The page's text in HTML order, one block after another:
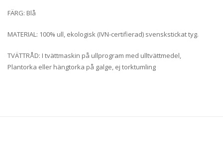
FÄRG: Blå
MATERIAL: 100% ull, ekologisk (IVN-certifierad) svenskstickat tyg.
TVÄTTRÅD: I tvättmaskin på ullprogram med ulltvättmedel,
Plantorka eller hängtorka på galge, ej torktumling